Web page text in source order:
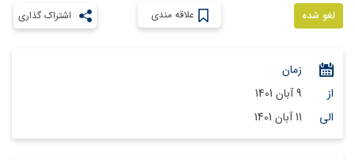
علاقه مندی لغو شده
زمان
از
9 آبان 1401
الی
11 آبان 1401
اشتراک گذاری